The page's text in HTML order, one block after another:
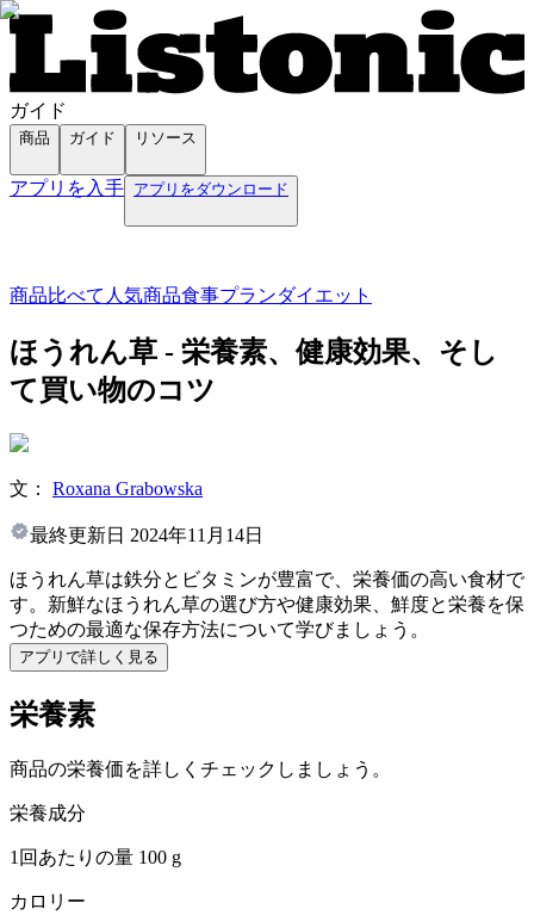
ガイド
商品 ガイド リソース
アプリを入手 アプリをダウンロード
商品比べて 人気商品食事プランダイエット
ほうれん草 - 栄養素、健康効果、そし
て買い物のコツ
文： Roxana Grabowska
最終更新日 2024年11月14日
ほうれん草は鉄分とビタミンが豊富で、栄養価の高い食材で
す。新鮮なほうれん草の選び方や健康効果、鮮度と栄養を保
つための最適な保存方法について学びましょう。
アプリで詳しく見る
栄養素
商品の栄養価を詳しくチェックしましょう。
栄養成分
1回あたりの量 100 g
カロリー